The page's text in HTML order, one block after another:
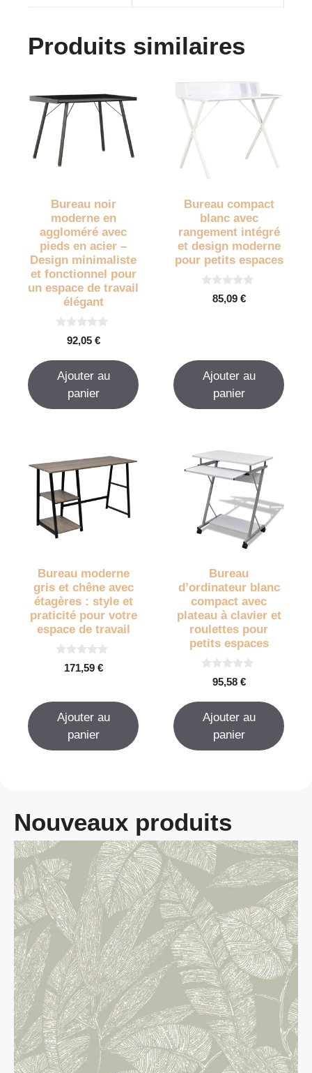
Produits similaires
Bureau noir
moderne en
aggloméré avec
pieds en acier –
Design minimaliste
et fonctionnel pour
un espace de travail
élégant
5
92,05 €
Ajouter au
panier
Bureau compact
blanc avec
rangement intégré
et design moderne
pour petits espaces
85,09 €
Ajouter au
panier
Bureau moderne
gris et chêne avec
étagères : style et
praticité pour votre
espace de travail
s
5
171,59 €
Ajouter au
panier
Bureau
d’ordinateur blanc
compact avec
plateau à clavier et
roulettes pour
petits espaces
5
95,58 €
Ajouter au
panier
Nouveaux produits